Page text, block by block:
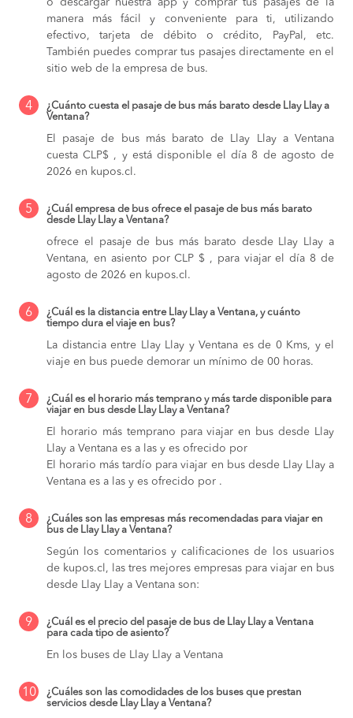
manera más fácil y conveniente para ti, utilizando
efectivo, tarjeta de débito o crédito, PayPal, etc.
También puedes comprar tus pasajes directamente en el
sitio web de la empresa de bus.
4
¿Cuánto cuesta el pasaje de bus más barato desde Llay Llay a
Ventana?
El pasaje de bus más barato de Llay Llay a Ventana
cuesta CLP$ , y está disponible el día 8 de agosto de
2026 en kupos.cl.
5
¿Cuál empresa de bus ofrece el pasaje de bus más barato
desde Llay Llay a Ventana?
ofrece el pasaje de bus más barato desde Llay Llay a
Ventana, en asiento por CLP $ , para viajar el día 8 de
agosto de 2026 en kupos.cl.
6
¿Cuál es la distancia entre Llay Llay a Ventana, y cuánto
tiempo dura el viaje en bus?
La distancia entre Llay Llay y Ventana es de 0 Kms, y el
viaje en bus puede demorar un mínimo de 00 horas.
7
¿Cuál es el horario más temprano y más tarde disponible para
viajar en bus desde Llay Llay a Ventana?
El horario más temprano para viajar en bus desde Llay
Llay a Ventana es a las y es ofrecido por
El horario más tardío para viajar en bus desde Llay Llay a
Ventana es a las y es ofrecido por .
8
¿Cuáles son las empresas más recomendadas para viajar en
bus de Llay Llay a Ventana?
Según los comentarios y calificaciones de los usuarios
de kupos.cl, las tres mejores empresas para viajar en bus
desde Llay Llay a Ventana son:
9
¿Cuál es el precio del pasaje de bus de Llay Llay a Ventana
para cada tipo de asiento?
En los buses de Llay Llay a Ventana
10
¿Cuáles son las comodidades de los buses que prestan
servicios desde Llay Llay a Ventana?